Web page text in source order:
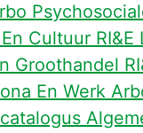
Cultuur
Groothandel
En Werk